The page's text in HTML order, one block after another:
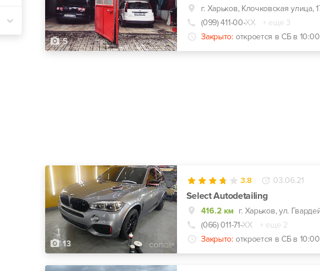
5
(099) 411-00-ХХ
+ еще 3
Закрыто: откроется в СБ в 10:00
13
3.8 03.06.21
Select Autodetailing
416.2 км
(066) 011-71-ХХ
+ еще 2
Закрыто: откроется в СБ в 10:00